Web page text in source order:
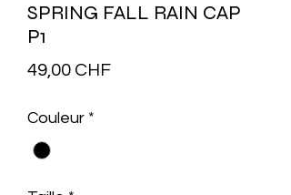
SPRING FALL RAIN CAP
P1
49,00 CHFPrix
Couleur *